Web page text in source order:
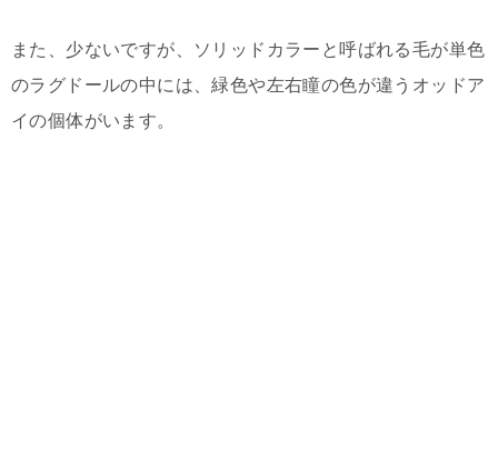
また、少ないですが、ソリッドカラーと呼ばれる毛が単色
のラグドールの中には、緑色や左右瞳の色が違うオッドア
イの個体がいます。